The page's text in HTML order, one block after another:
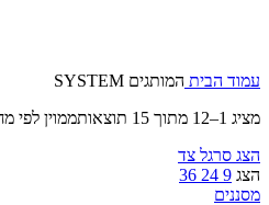
עמוד הבית המותגים SYSTEM
מציג 1–12 מתוך 15 תוצאות
ממוין לפי
הצג סרגל צד
הצג 9
24
36
מסננים